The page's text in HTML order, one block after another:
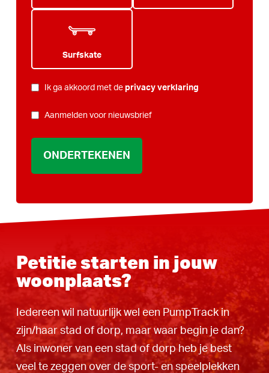
Surfskate
PRIVACYIk ga akkoord met de privacy verklaring
NIEUWSBRIEF
Aanmelden voor nieuwsbrief
Petitie starten in jouw
woonplaats?
Iedereen wil natuurlijk wel een PumpTrack in
zijn/haar stad of dorp, maar waar begin je dan?
Als inwoner van een stad of dorp heb je best
veel te zeggen over de sport- en speelplekken